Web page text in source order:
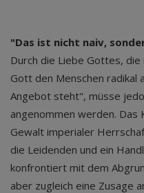
"Das ist nicht naiv,
Durch die Liebe Gottes, die
Gott den Menschen radikal
Angebot steht", müsse
angenommen werden.
Gewalt imperialer
die Leidenden und ein
konfrontiert mit dem
aber zugleich eine Zusage